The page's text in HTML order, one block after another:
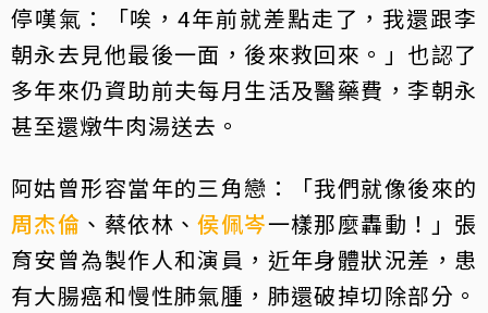
停嘆氣：「唉，4年前就差點走了，我還跟李
朝永去見他最後一面，後來救回來。」也認了
多年來仍資助前夫每月生活及醫藥費，李朝永
甚至還燉牛肉湯送去。
阿姑曾形容當年的三角戀：「我們就像後來的
周杰倫 、蔡依林、侯佩岑一樣那麼轟動！」張
育安曾為製作人和演員，近年身體狀況差，患
有大腸癌和慢性肺氣腫，肺還破掉切除部分。